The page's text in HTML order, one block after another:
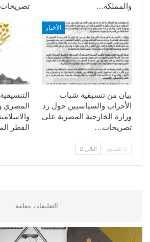
والمملكة…
المصري
الفطر
الأخبار
بيان من تنسيقية شباب
الأحزاب والسياسيين حول رد
وزارة الخارجية المصرية على
تصريحات…
السابق التالي
التعليقات مغلقة.